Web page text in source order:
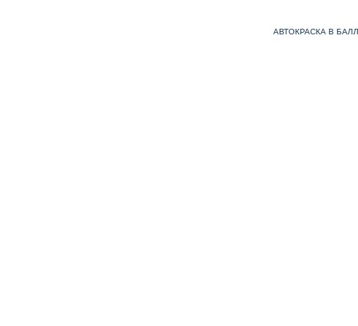
АВТОКРАСКА В